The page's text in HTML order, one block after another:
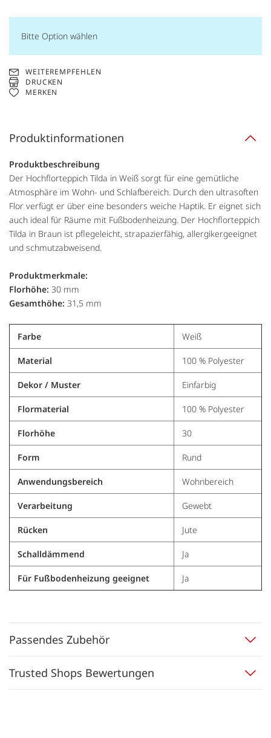
Bitte Option wählen
WEITEREMPFEHLEN
DRUCKEN
MERKEN
Produktinformationen
Produktbeschreibung
Der Hochflorteppich Tilda in Weiß sorgt für eine gemütliche
Atmosphäre im Wohn- und Schlafbereich. Durch den ultrasoften
Flor verfügt er über eine besonders weiche Haptik. Er eignet sich
auch ideal für Räume mit Fußbodenheizung. Der Hochflorteppich
Tilda in Braun ist pflegeleicht, strapazierfähig, allergikergeeignet
und schmutzabweisend.
Produktmerkmale:
Florhöhe: 30 mm
Gesamthöhe: 31,5 mm
Farbe Weiß
Material 100 % Polyester
Dekor / Muster Einfarbig
Flormaterial 100 % Polyester
Florhöhe 30
Form Rund
Anwendungsbereich Wohnbereich
Verarbeitung Gewebt
Rücken Jute
Schalldämmend Ja
Für Fußbodenheizung geeignet Ja
Passendes Zubehör
Trusted Shops Bewertungen